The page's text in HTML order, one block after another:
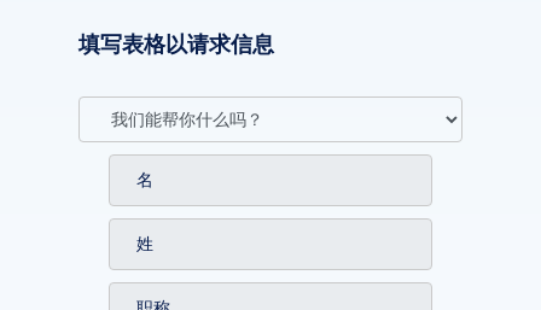
填写表格以请求信息